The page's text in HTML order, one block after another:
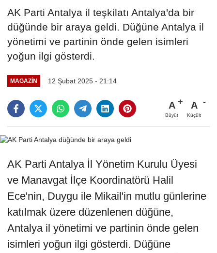
AK Parti Antalya il teşkilatı Antalya'da bir
düğünde bir araya geldi. Düğüne Antalya il
yönetimi ve partinin önde gelen isimleri
yoğun ilgi gösterdi.
MAGAZIN 12 Şubat 2025 - 21:14
A
Büyüt
A
Küçült
AK Parti Antalya İl Yönetim Kurulu Üyesi
ve Manavgat İlçe Koordinatörü Halil
Ece'nin, Duygu ile Mikail'in mutlu günlerine
katılmak üzere düzenlenen düğüne,
Antalya il yönetimi ve partinin önde gelen
isimleri yoğun ilgi gösterdi. Düğüne